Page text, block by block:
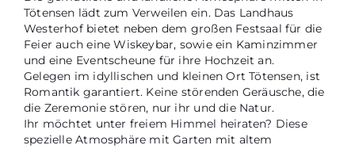
Tötensen lädt zum Verweilen ein. Das Landhaus
Westerhof bietet neben dem großen Festsaal für die
Feier auch eine Wiskeybar, sowie ein Kaminzimmer
und eine Eventscheune für ihre Hochzeit an.
Gelegen im idyllischen und kleinen Ort Tötensen, ist
Romantik garantiert. Keine störenden Geräusche, die
die Zeremonie stören, nur ihr und die Natur.
Ihr möchtet unter freiem Himmel heiraten? Diese
spezielle Atmosphäre mit Garten mit altem